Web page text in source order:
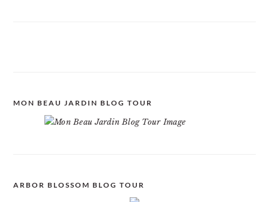
MON BEAU JARDIN BLOG TOUR
ARBOR BLOSSOM BLOG TOUR